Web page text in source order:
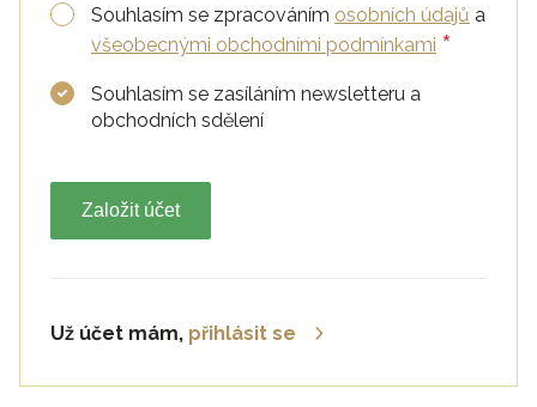
Souhlasím se zpracováním osobních údajů a
všeobecnými obchodními podmínkami *
Souhlasím se zasíláním newsletteru a
obchodních sdělení
Založit účet
Už účet mám, přihlásit se